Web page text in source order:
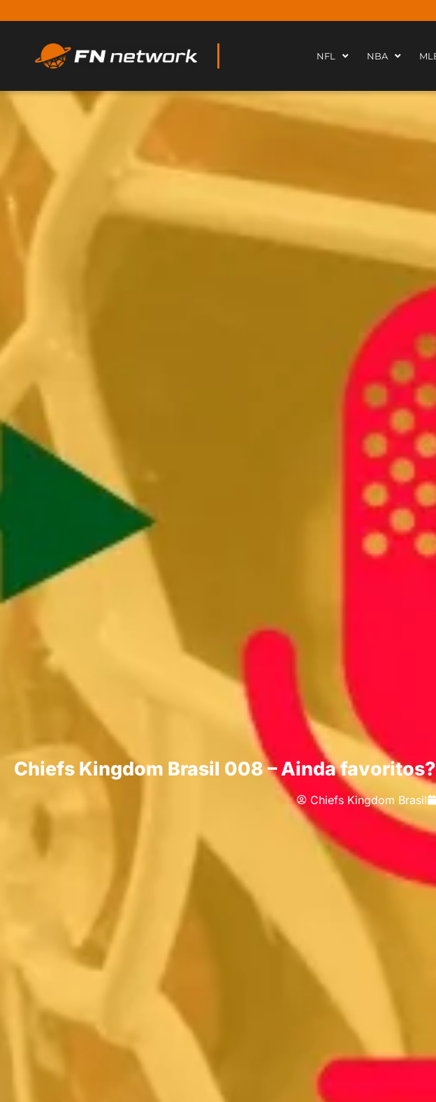
NFL NBA
Chiefs Kingdom Brasil 008 – Ainda
Chiefs Kingdom Brasil